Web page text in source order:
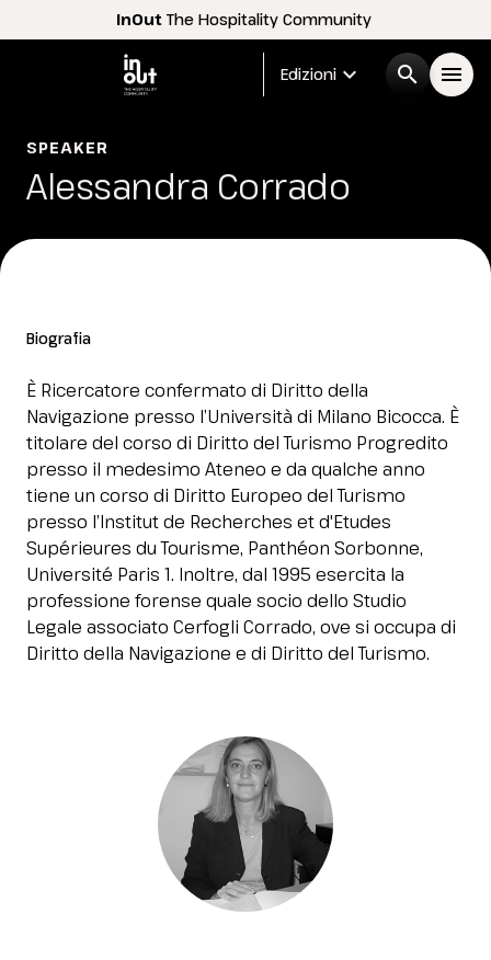
InOut The Hospitality Community
Edizioni expand_more search menu
Menù
Buyer arrow_right
Media Room
Stai pianificando la tua visita a InOut?
RICHIEDI IL TUO BIGLIETTO!
AREA RISERVATA VISITATORI
SPEAKER
Alessandra Corrado
Biografia
È Ricercatore confermato di Diritto della
Navigazione presso l’Università di Milano Bicocca. È
titolare del corso di Diritto del Turismo Progredito
presso il medesimo Ateneo e da qualche anno
tiene un corso di Diritto Europeo del Turismo
presso l’Institut de Recherches et d'Etudes
Supérieures du Tourisme, Panthéon Sorbonne,
Université Paris 1. Inoltre, dal 1995 esercita la
professione forense quale socio dello Studio
Legale associato Cerfogli Corrado, ove si occupa di
Diritto della Navigazione e di Diritto del Turismo.